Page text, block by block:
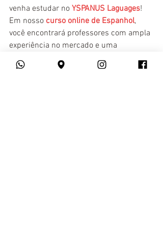
venha estudar no YSPANUS Laguages!
Em nosso curso online de Espanhol,
você encontrará professores com ampla
experiência no mercado e uma
plataforma de ensino amigável.